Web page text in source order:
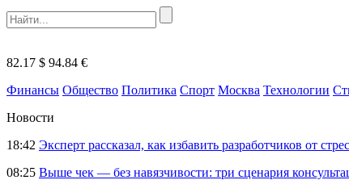
82.17 $ 94.84 €
Финансы Общество Политика Спорт Москва Технологии
Новости
18:42 Эксперт рассказал, как избавить разработчиков от
08:25 Выше чек — без навязчивости: три сценария